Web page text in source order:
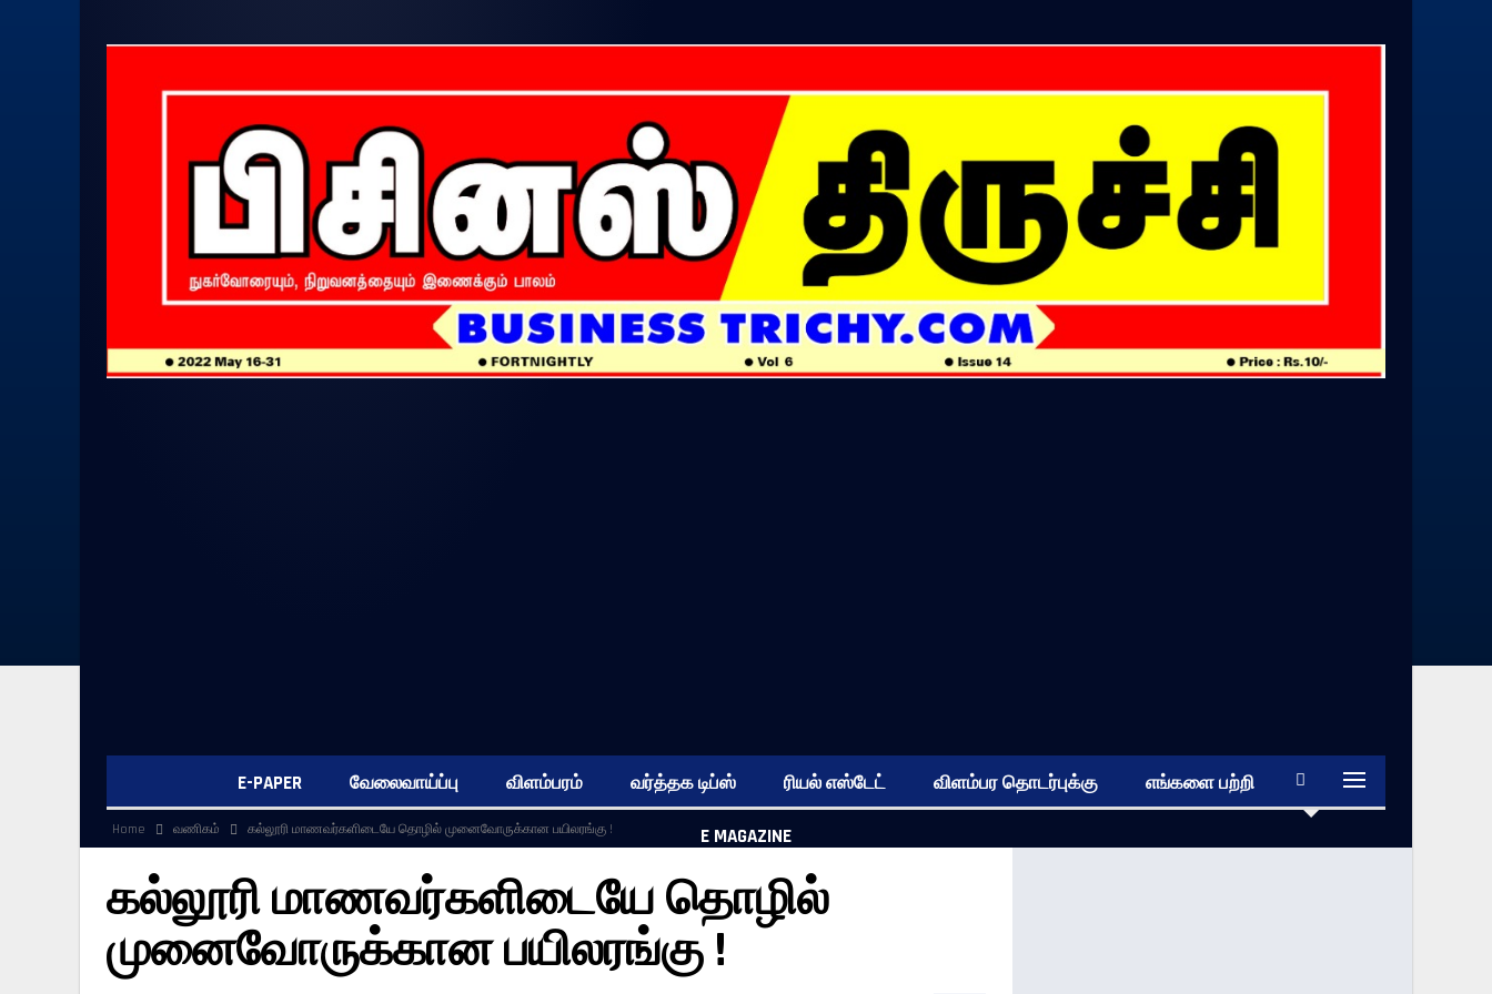
E-PAPER வேலைவாய்ப்பு விளம்பரம் வர்த்தக டிப்ஸ் ரியல் எஸ்டேட் விளம்பர தொடர்புக்கு எங்களை பற்றி
E MAGAZINE
Home வணிகம் கல்லூரி மாணவர்களிடையே தொழில் முனைவோருக்கான பயிலரங்கு !
கல்லூரி மாணவர்களிடையே தொழில்
முனைவோருக்கான பயிலரங்கு !